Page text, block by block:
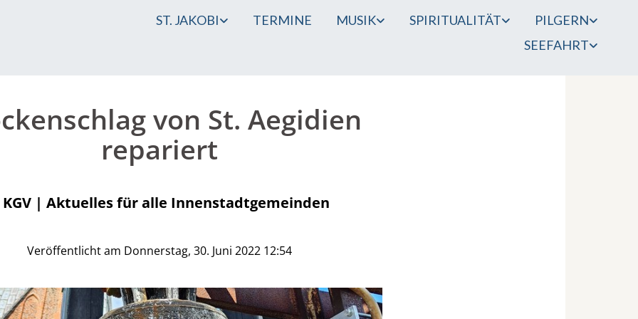
ST. JAKOBI TERMINE MUSIK SPIRITUALITÄT
PILGERN
SEEFAHRT
von St. Aegidien
repariert
KGV | Aktuelles für alle Innenstadtgemeinden
Veröffentlicht am Donnerstag, 30. Juni 2022 12:54